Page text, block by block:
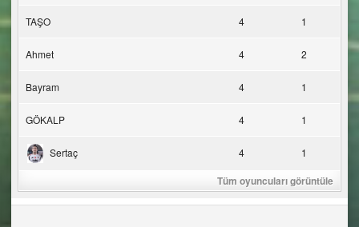
TAŞO 4 1
Ahmet 4 2
Bayram 4 1
GÖKALP 4 1
Sertaç 4 1
Tüm oyuncuları görüntüle